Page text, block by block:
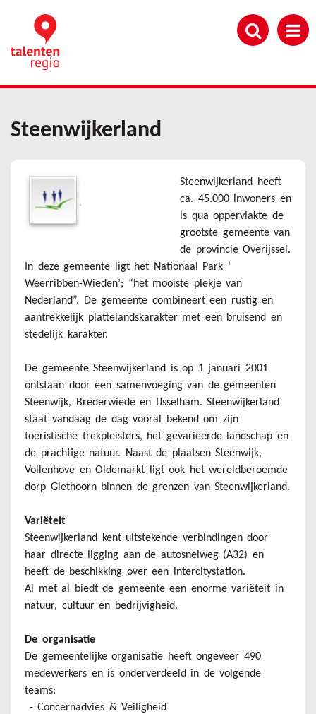
Steenwijkerland
Steenwijkerland heeft
ca. 45.000 inwoners en
is qua oppervlakte de
grootste gemeente van
de provincie Overijssel.
In deze gemeente ligt het Nationaal Park ‘
Weerribben-Wieden’; “het mooiste plekje van
Nederland”. De gemeente combineert een rustig en
aantrekkelijk plattelandskarakter met een bruisend en
stedelijk karakter.
De gemeente Steenwijkerland is op 1 januari 2001
ontstaan door een samenvoeging van de gemeenten
Steenwijk, Brederwiede en IJsselham. Steenwijkerland
staat vandaag de dag vooral bekend om zijn
toeristische trekpleisters, het gevarieerde landschap en
de prachtige natuur. Naast de plaatsen Steenwijk,
Vollenhove en Oldemarkt ligt ook het wereldberoemde
dorp Giethoorn binnen de grenzen van Steenwijkerland.
Variëteit
Steenwijkerland kent uitstekende verbindingen door
haar directe ligging aan de autosnelweg (A32) en
heeft de beschikking over een intercitystation.
Al met al biedt de gemeente een enorme variëteit in
natuur, cultuur en bedrijvigheid.
De organisatie
De gemeentelijke organisatie heeft ongeveer 490
medewerkers en is onderverdeeld in de volgende
teams:
- Concernadvies & Veiligheid